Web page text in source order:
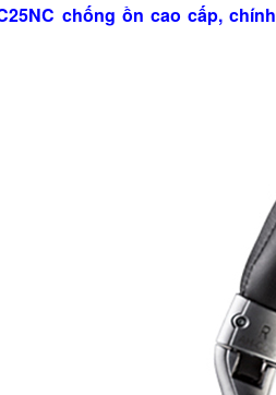
chống ồn cao cấp, chính